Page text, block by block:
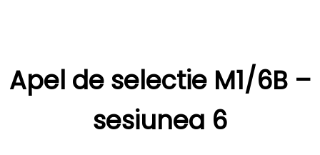
Apel de selectie M1/6B –
sesiunea 6